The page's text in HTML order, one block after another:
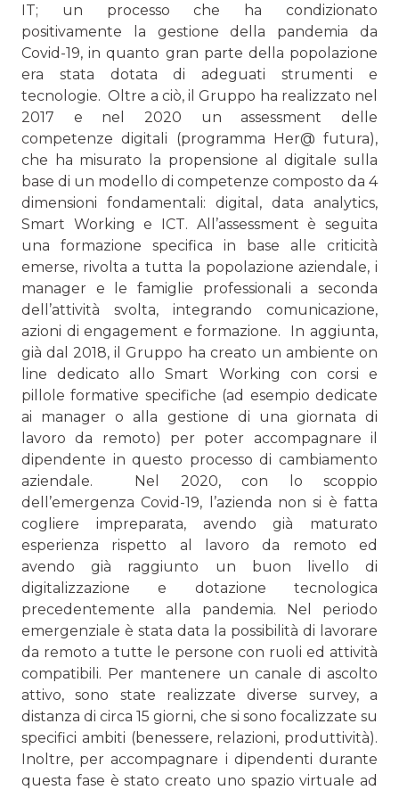
IT; un processo che ha condizio­nato
positivamente la gestione della pandemia da
Covid-19, in quanto gran parte della popolazione
era stata dotata di adeguati strumenti e
tecnologie. Oltre a ciò, il Gruppo ha realizzato nel
2017 e nel 2020 un assessment delle
competenze digitali (programma Her@ futura),
che ha misurato la propensione al digitale sulla
base di un modello di competenze composto da 4
dimensioni fondamentali: digital, data analytics,
Smart Working e ICT. All’assessment è seguita
una formazione specifica in base alle criticità
emerse, rivolta a tutta la popolazione aziendale, i
manager e le famiglie professionali a seconda
dell’attività svolta, integrando comunicazione,
azioni di engagement e formazione. In aggiunta,
già dal 2018, il Gruppo ha creato un ambiente on
line dedicato allo Smart Working con corsi e
pillole formative specifiche (ad esempio dedicate
ai manager o alla gestione di una giornata di
lavoro da remoto) per poter accompagnare il
dipendente in questo processo di cambiamento
aziendale. Nel 2020, con lo scoppio
dell’emergenza Covid-19, l’azien­da non si è fatta
cogliere impreparata, avendo già matura­to
esperienza rispetto al lavoro da remoto ed
avendo già raggiunto un buon livello di
digitalizzazione e dotazione tecnologica
precedentemente alla pandemia. Nel periodo
emergenziale è stata data la possibilità di lavorare
da remo­to a tutte le persone con ruoli ed attività
compatibili. Per mantenere un canale di ascolto
attivo, sono state realizzate diverse survey, a
distanza di circa 15 giorni, che si sono foca­lizzate su
specifici ambiti (benessere, relazioni, produttività).
Inoltre, per accompagnare i dipendenti durante
questa fase è stato creato uno spazio virtuale ad